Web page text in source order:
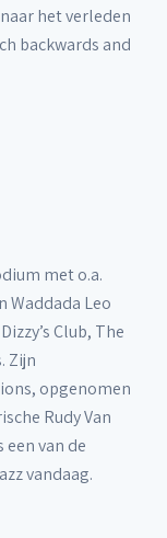
het verleden
backwards and
met o.a.
Waddada Leo
Club, The
Zijn
opgenomen
Rudy Van
van de
vandaag.